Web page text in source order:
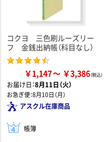
コクヨ 三色刷ルーズリー
フ 金銭出納帳（科目なし）
￥1,147 ￥3,386
お届け日：8月11日（火）
お急ぎ便：8月10日（月）
アスクル在庫商品
帳簿